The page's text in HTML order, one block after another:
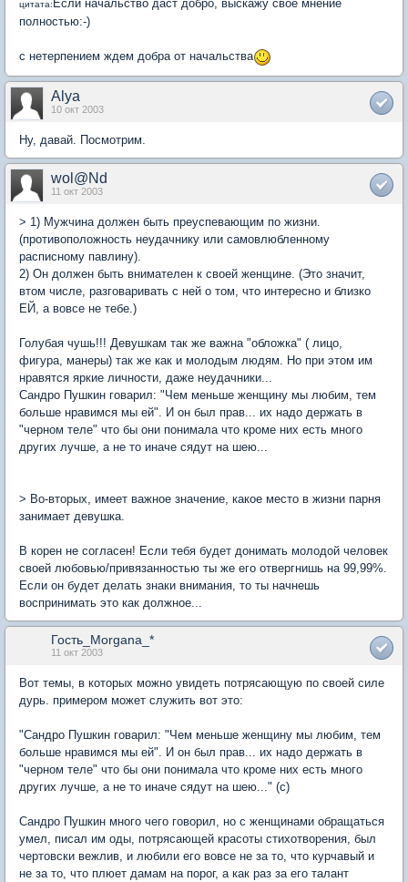
цитата: Если начальство даст добро, выскажу своё мнение
полностью:-)
с нетерпением ждем добра от начальства
Alya
10 окт 2003
Ну, давай. Посмотрим.
wol@Nd
11 окт 2003
> 1) Мужчина должен быть преуспевающим по жизни.
(противоположность неудачнику или самовлюбленному
расписному павлину).
2) Он должен быть внимателен к своей женщине. (Это значит,
втом числе, разговаривать с ней о том, что интересно и близко
ЕЙ, а вовсе не тебе.)
Голубая чушь!!! Девушкам так же важна "обложка" ( лицо,
фигура, манеры) так же как и молодым людям. Но при этом им
нравятся яркие личности, даже неудачники...
Сандро Пушкин говарил: "Чем меньше женщину мы любим, тем
больше нравимся мы ей". И он был прав... их надо держать в
"черном теле" что бы они понимала что кроме них есть много
других лучше, а не то иначе сядут на шею...
> Во-вторых, имеет важное значение, какое место в жизни парня
занимает девушка.
В корен не согласен! Если тебя будет донимать молодой человек
своей любовью/привязанностью ты же его отвергнишь на 99,99%.
Если он будет делать знаки внимания, то ты начнешь
воспринимать это как должное...
Гость_Morgana_*
11 окт 2003
Вот темы, в которых можно увидеть потрясающую по своей силе
дурь. примером может служить вот это:
"Сандро Пушкин говарил: "Чем меньше женщину мы любим, тем
больше нравимся мы ей". И он был прав... их надо держать в
"черном теле" что бы они понимала что кроме них есть много
других лучше, а не то иначе сядут на шею..." (с)
Сандро Пушкин много чего говорил, но с женщинами обращаться
умел, писал им оды, потрясающей красоты стихотворения, был
чертовски вежлив, и любили его вовсе не за то, что курчавый и
не за то, что плюет дамам на порог, а как раз за его талант